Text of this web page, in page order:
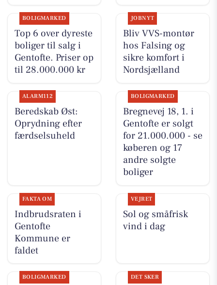
BOLIGMARKED
Top 6 over dyreste
boliger til salg i
Gentofte. Priser op
til 28.000.000 kr
JOBNYT
Bliv VVS-montør
hos Falsing og
sikre komfort i
Nordsjælland
ALARM112
Beredskab Øst:
Oprydning efter
færdselsuheld
BOLIGMARKED
Bregnevej 18, 1. i
Gentofte er solgt
for 21.000.000 - se
køberen og 17
andre solgte
boliger
FAKTA OM
Indbrudsraten i
Gentofte
Kommune er
faldet
VEJRET
Sol og småfrisk
vind i dag
BOLIGMARKED DET SKER